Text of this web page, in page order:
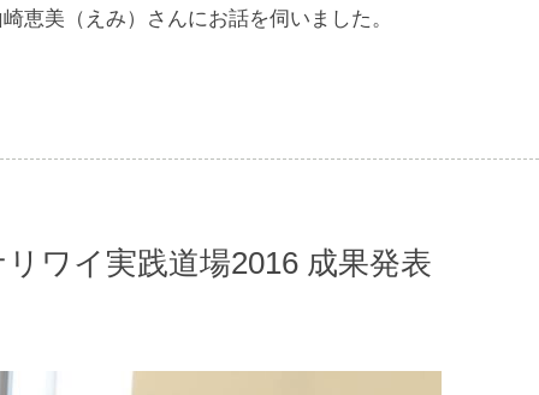
恵美（えみ）さんにお話を伺いました。
ワイ実践道場2016 成果発表